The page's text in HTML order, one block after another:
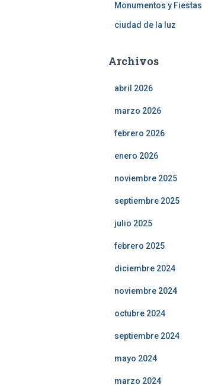
Monumentos y Fiestas
ciudad de la luz
Archivos
abril 2026
marzo 2026
febrero 2026
enero 2026
noviembre 2025
septiembre 2025
julio 2025
febrero 2025
diciembre 2024
noviembre 2024
octubre 2024
septiembre 2024
mayo 2024
marzo 2024